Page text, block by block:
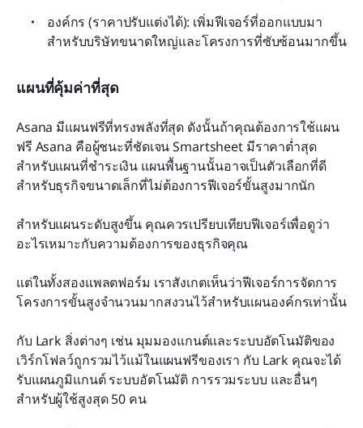
องค์กร (ราคาปรับแต่งได้): เพิ่มฟีเจอร์ที่ออกแบบมา
สำหรับบริษัทขนาดใหญ่และโครงการที่ซับซ้อนมากขึ้น
แผนที่คุ้มค่าที่สุด
Asana มีแผนฟรีที่ทรงพลังที่สุด ดังนั้นถ้าคุณต้องการใช้แผน
ฟรี Asana คือผู้ชนะที่ชัดเจน Smartsheet มีราคาต่ำสุด
สำหรับแผนที่ชำระเงิน แผนพื้นฐานนั้นอาจเป็นตัวเลือกที่ดี
สำหรับธุรกิจขนาดเล็กที่ไม่ต้องการฟีเจอร์ขั้นสูงมากนัก
สำหรับแผนระดับสูงขึ้น คุณควรเปรียบเทียบฟีเจอร์เพื่อดูว่า
อะไรเหมาะกับความต้องการของธุรกิจคุณ
แต่ในทั้งสองแพลตฟอร์ม เราสังเกตเห็นว่าฟีเจอร์การจัดการ
โครงการขั้นสูงจำนวนมากสงวนไว้สำหรับแผนองค์กรเท่านั้น
กับ Lark สิ่งต่างๆ เช่น มุมมองแกนต์และระบบอัตโนมัติของ
เวิร์กโฟลว์ถูกรวมไว้แม้ในแผนฟรีของเรา กับ Lark คุณจะได้
รับแผนภูมิแกนต์ ระบบอัตโนมัติ การรวมระบบ และอื่นๆ
สำหรับผู้ใช้สูงสุด 50 คน